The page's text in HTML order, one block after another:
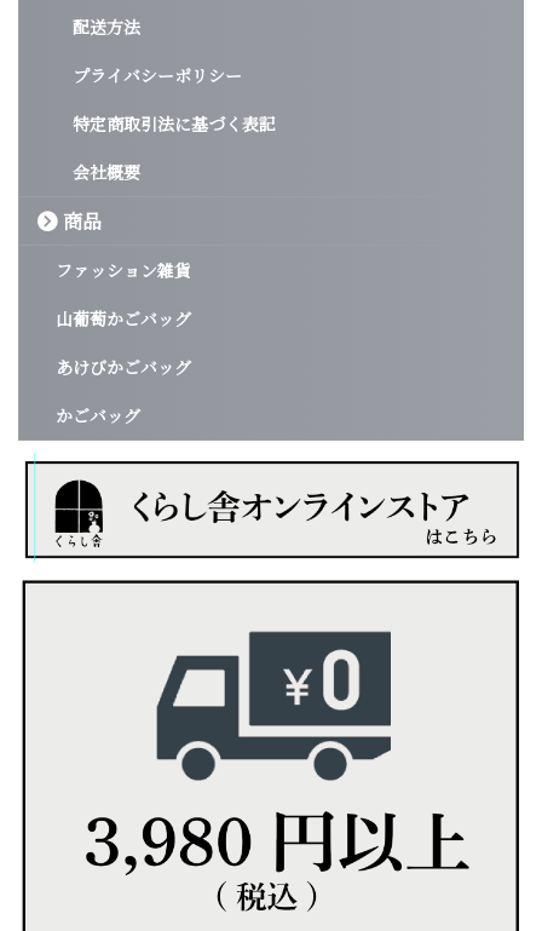
配送方法
プライバシーポリシー
特定商取引法に基づく表記
会社概要
商品
ファッション雑貨
山葡萄かごバッグ
あけびかごバッグ
かごバッグ